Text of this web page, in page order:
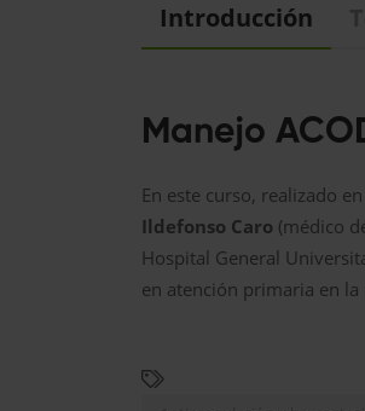
Introducción
Manejo
En este curso, realizado
Ildefonso Caro (médico
Hospital General
en atención primaria en la